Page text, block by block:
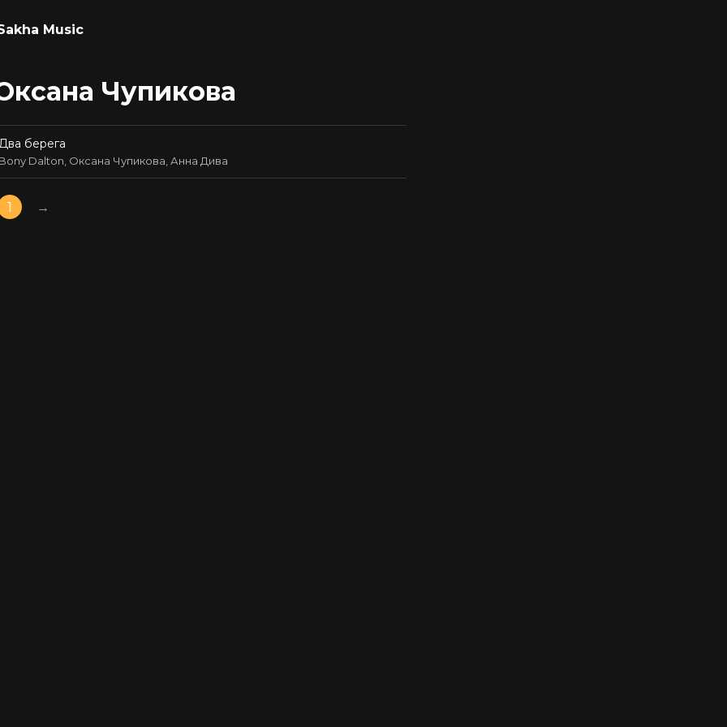
Music
Чупикова
берега
Dalton, Оксана Чупикова, Анна Дива
1 →